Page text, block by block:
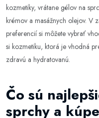
kozmetiky, vrátane gélov na
krémov a masážnych olejov. V
preferencií si môžete vybrať
si kozmetiku, ktorá je vhodná
zdravú a hydratovanú.
Čo sú
sprchy a